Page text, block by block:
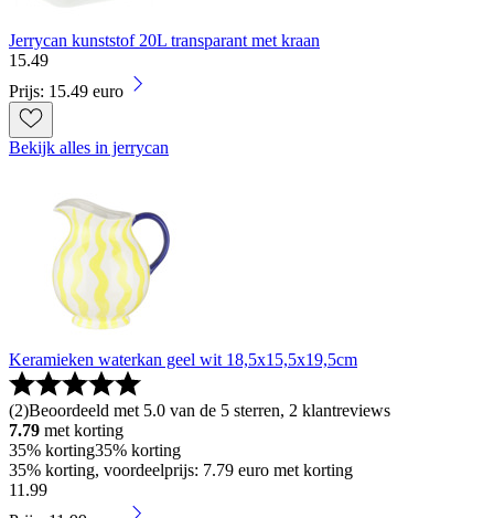
Jerrycan kunststof 20L transparant met kraan
15.49
Prijs: 15.49 euro
Bekijk alles in jerrycan
Keramieken waterkan geel wit 18,5x15,5x19,5cm
(2)Beoordeeld met 5.0 van de 5 sterren, 2 klantreviews
7.79 met korting
35% korting35% korting
35% korting, voordeelprijs: 7.79 euro met korting
11 .99